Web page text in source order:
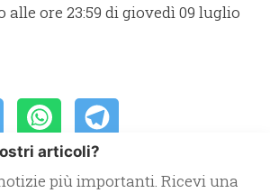
alle ore 23:59 di giovedì 09 luglio
articoli?
più importanti. Ricevi una